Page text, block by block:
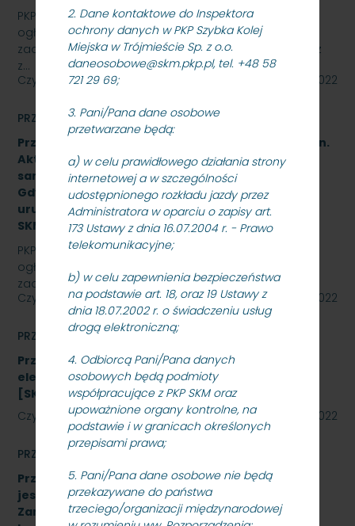
2. Dane kontaktowe do Inspektora
ochrony danych w PKP Szybka Kolej
Miejska w Trójmieście Sp. z o.o.
daneosobowe@skm.pkp.pl, tel. +48 58
721 29 69;
3. Pani/Pana dane osobowe
przetwarzane będą:
a) w celu prawidłowego działania strony
internetowej a w szczególności
udostępnionego rozkładu jazdy przez
Administratora w oparciu o zapisy art.
173 Ustawy z dnia 16.07.2004 r. - Prawo
telekomunikacyjne;
b) w celu zapewnienia bezpieczeństwa
na podstawie art. 18, oraz 19 Ustawy z
dnia 18.07.2002 r. o świadczeniu usług
drogą elektroniczną;
4. Odbiorcą Pani/Pana danych
osobowych będą podmioty
współpracujące z PKP SKM oraz
upoważnione organy kontrolne, na
podstawie i w granicach określonych
przepisami prawa;
5. Pani/Pana dane osobowe nie będą
przekazywane do państwa
trzeciego/organizacji międzynarodowej
PKP SZYBKA KOLEJ MIEJSKA W TRÓJMIEŚCIE Sp. z o.o.
ogłasza przetarg nieograniczony na wykonanie
zadania pn.: „Modernizacja dźwigów osobowych wraz
z…
Czytaj dalej
21 listopada 2022
PRZETARGI
Przetarg nieograniczony na wykonanie zadania pn.
Aktualizacja dokumentacji projektowej i budowa
samoczynnej blokady liniowej na odcinku Sopot –
Gdynia Orłowo wraz z wdrożeniem, rozruchem i
uruchomieniem urządzeń i systemów -
SKMMU.086.38.22.
PKP SZYBKA KOLEJ MIEJSKA W TRÓJMIEŚCIE Sp. z o.o.
ogłasza przetarg nieograniczony na wykonanie
zadania pn. Aktualizacja dokumentacji projektowej i…
Czytaj dalej
08 listopada 2022
PRZETARGI
Przetarg nieograniczony na zakup energii
elektrycznej nietrakcyjnej na rok 2023
[SKMMU.086.59.22]
Czytaj dalej
27 października 2022
PRZETARGI
Przetarg nieograniczony, którego przedmiotem
jest „sukcesywna dostawa do siedziby
Zamawiającego – 9.525 szt. żeliwnych wstawek